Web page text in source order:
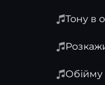
Тону в
Обійму